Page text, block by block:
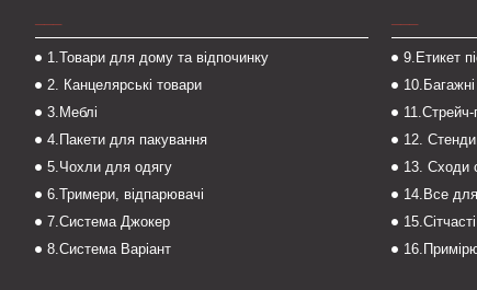
1.Товари для дому та відпочинку
2. Канцелярські товари
3.Меблі
4.Пакети для пакування
5.Чохли для одягу
6.Тримери, відпарювачі
7.Система Джокер
8.Система Варіант
9.Етикет
11.Стрейч-
12.
13. Сходи
14.Все